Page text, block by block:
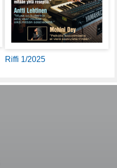
Riffi 1/2025